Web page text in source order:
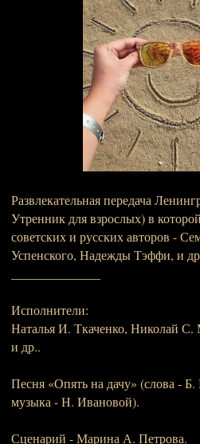
Развлекательная передача
Утренник для взрослых) в
советских и русских авторов -
Успенского, Надежды Тэффи, и
Исполнители:
Наталья И. Ткаченко, Николай
и др..
Песня «Опять на дачу» (слова -
музыка - Н. Ивановой).
Сценарий - Марина А. Петрова.